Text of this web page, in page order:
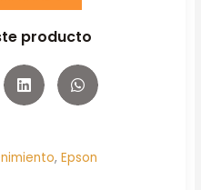
producto
,Epson